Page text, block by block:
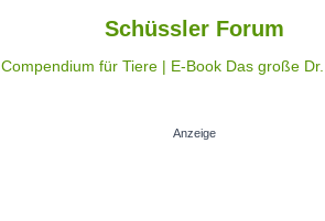
Schüssler Forum
Compendium für Tiere | E-Book Das große
Anzeige